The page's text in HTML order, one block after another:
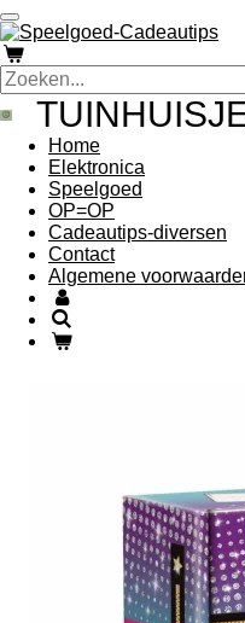
Ga
direct
naar
de
hoofdinhoud
Home
Elektronica
Speelgoed
OP=OP
Cadeautips-diversen
Contact
Algemene